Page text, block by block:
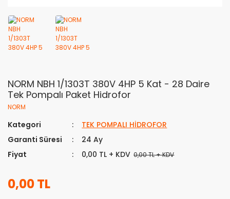
NORM NBH 1/1303T 380V 4HP 5 Kat - 28 Daire
Tek Pompalı Paket Hidrofor
NORM
Kategori
TEK POMPALI HİDROFOR
Garanti Süresi
24 Ay
Fiyat
0,00 TL + KDV 0,00 TL + KDV
0,00 TL